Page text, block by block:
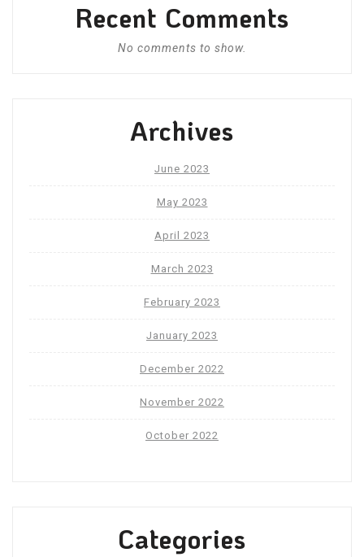
Recent Comments
No comments to show.
Archives
June 2023
May 2023
April 2023
March 2023
February 2023
January 2023
December 2022
November 2022
October 2022
Categories